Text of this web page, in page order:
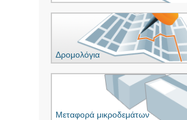
Δρομολόγια
Μεταφορά μικροδεμάτων